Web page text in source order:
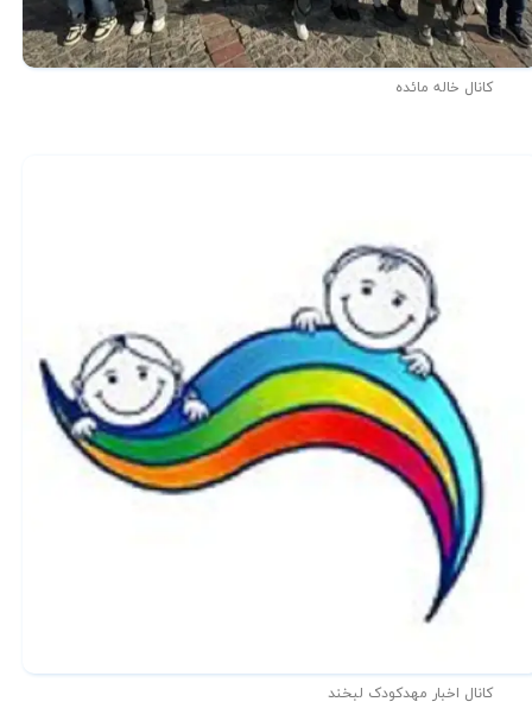
کانال خاله مائده
کانال اخبار مهدکودک لبخند